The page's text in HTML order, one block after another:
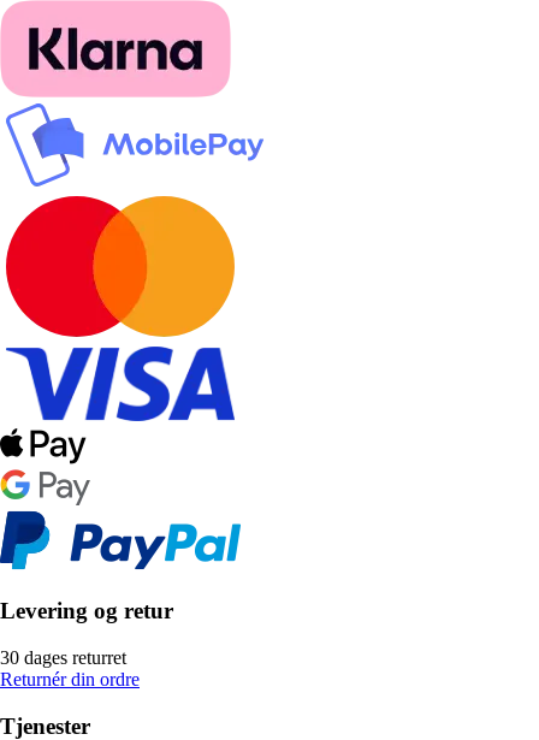
Levering og retur
30 dages returret
Returnér din ordre
Tjenester